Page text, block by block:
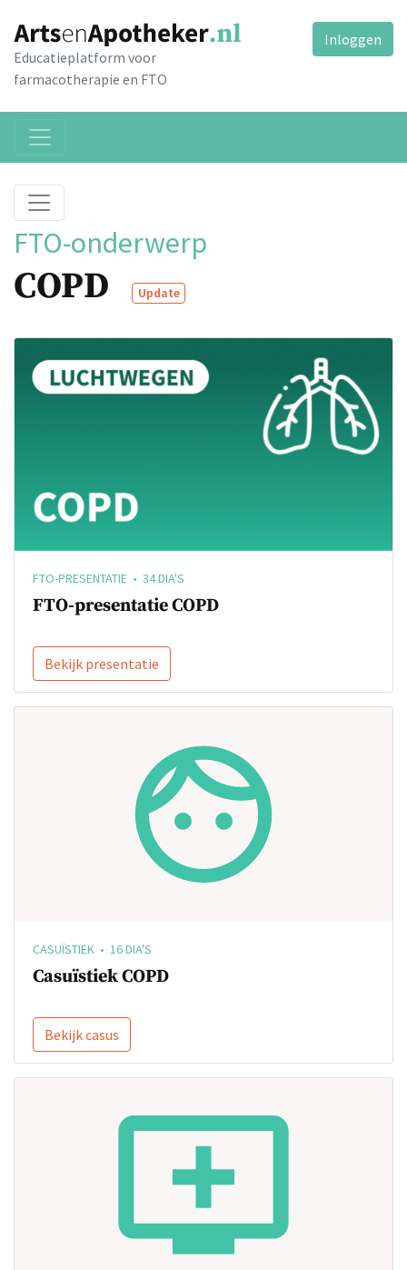
Educatieplatform voor
farmacotherapie en FTO
Inloggen
FTO-onderwerp
COPD Update
FTO-PRESENTATIE • 34 DIA'S
FTO-presentatie COPD
Bekijk presentatie
CASUÏSTIEK • 16 DIA'S
Casuïstiek COPD
Bekijk casus